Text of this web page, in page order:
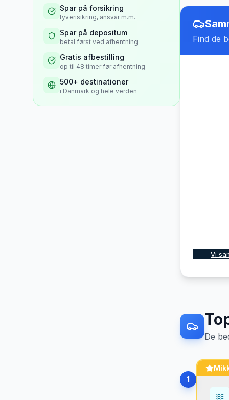
Spar på forsikring
tyverisikring, ansvar m.m.
Spar på depositum
betal først ved afhentning
Gratis afbestilling
op til 48 timer før afhentning
500+ destinationer
i Danmark og hele verden
Find de
Vi
De
1